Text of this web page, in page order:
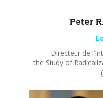
Peter R.
Directeur de
the Study of